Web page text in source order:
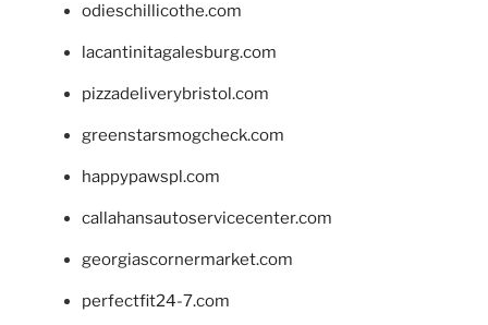
odieschillicothe.com
lacantinitagalesburg.com
pizzadeliverybristol.com
greenstarsmogcheck.com
happypawspl.com
callahansautoservicecenter.com
georgiascornermarket.com
perfectfit24-7.com